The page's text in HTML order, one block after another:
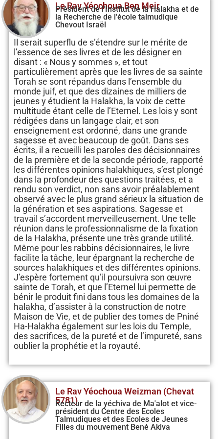
Le Rav Yéochoua Ben Meir
Président de l'Institut de la Halakha et de
la Recherche de l'école talmudique
Chevout Israël
Il serait superflu de s’étendre sur le mérite de
l’essence de ses livres et de les désigner en
disant : « Nous y sommes », et tout
particulièrement après que les livres de sa sainte
Torah se sont répandus dans l’ensemble du
monde juif, et que des dizaines de milliers de
jeunes y étudient la Halakha, la voix de cette
multitude étant celle de l’Eternel. Les lois y sont
rédigées dans un langage clair, et son
enseignement est ordonné, dans une grande
sagesse et avec beaucoup de goût. Dans ses
écrits, il a recueilli les paroles des décisionnaires
de la première et de la seconde période, rapporté
les différentes opinions halakhiques, s’est plongé
dans la profondeur des questions traitées, et a
rendu son verdict, non sans avoir préalablement
observé avec le plus grand sérieux la situation de
la génération et ses aspirations. Sagesse et
travail s’accordent merveilleusement. Une telle
réunion dans le professionnalisme de la fixation
de la Halakha, présente une très grande utilité.
Même pour les rabbins décisionnaires, le livre
facilite la tâche, leur épargnant la recherche de
sources halakhiques et des différentes opinions.
J’espère fortement qu’il poursuivra son œuvre
sainte de Torah, et que l’Eternel lui permette de
bénir le produit fini dans tous les domaines de la
halakha, d’assister à la construction de notre
Maison de Vie, et de publier des tomes de Pniné
Ha-Halakha également sur les lois du Temple,
des sacrifices, de la pureté et de l’impureté, sans
oublier la prophétie et la royauté.
Le Rav Yéochoua Weizman (Chevat
5781)
Recteur de la yéchiva de Ma'alot et vice-
président du Centre des Ecoles
Talmudiques et des Ecoles de Jeunes
Filles du mouvement Bené Akiva